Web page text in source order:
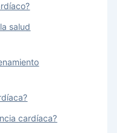
salud
cardíaca?